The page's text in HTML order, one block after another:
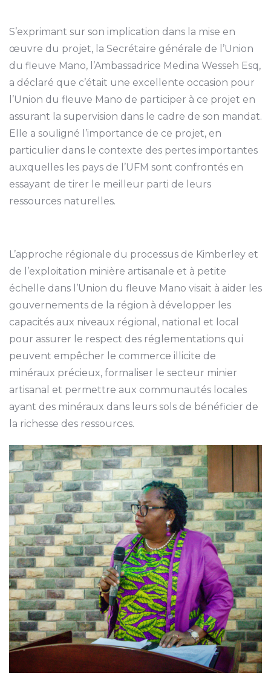
S’exprimant sur son implication dans la mise en
œuvre du projet, la Secrétaire générale de l’Union
du fleuve Mano, l’Ambassadrice Medina Wesseh Esq,
a déclaré que c’était une excellente occasion pour
l’Union du fleuve Mano de participer à ce projet en
assurant la supervision dans le cadre de son mandat.
Elle a souligné l’importance de ce projet, en
particulier dans le contexte des pertes importantes
auxquelles les pays de l’UFM sont confrontés en
essayant de tirer le meilleur parti de leurs
ressources naturelles.
L’approche régionale du processus de Kimberley et
de l’exploitation minière artisanale et à petite
échelle dans l’Union du fleuve Mano visait à aider les
gouvernements de la région à développer les
capacités aux niveaux régional, national et local
pour assurer le respect des réglementations qui
peuvent empêcher le commerce illicite de
minéraux précieux, formaliser le secteur minier
artisanal et permettre aux communautés locales
ayant des minéraux dans leurs sols de bénéficier de
la richesse des ressources.